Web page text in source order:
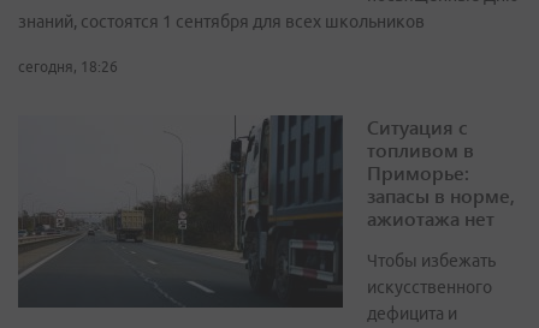
знаний, состоятся 1 сентября для всех школьников
сегодня, 18:26
Ситуация с
топливом в
Приморье:
запасы в норме,
ажиотажа нет
Чтобы избежать
искусственного
дефицита и